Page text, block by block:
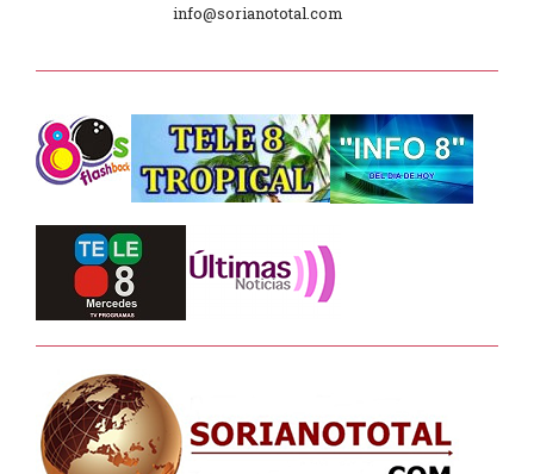
2025
Dpto. de Higiene de la Intendencia.
Tele 8 Tropical – bloque 01
Tele 8 Tropical – bloque 02
Juramento de Fidelidad al Pabellón
info@sorianototal.com